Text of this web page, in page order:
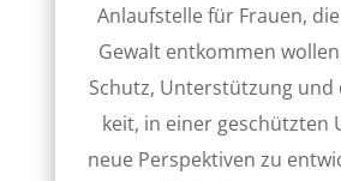
Anlauf­stelle für Frauen,
Gewalt entkommen
Schutz, Unter­stützung
keit, in einer geschützten
neue Perspektiven zu